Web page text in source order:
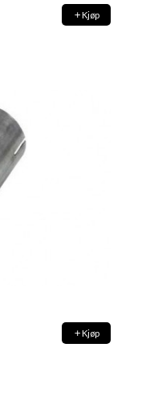
Kjøp
Kjøp